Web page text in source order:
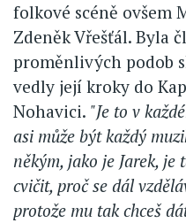
folkové scéně ovšem
Zdeněk Vřešťál. Byla
proměnlivých podob
vedly její kroky do
Nohavici. "Je to v
asi může být každý
někým, jako je Jarek,
cvičit, proč se dál
protože mu tak chceš